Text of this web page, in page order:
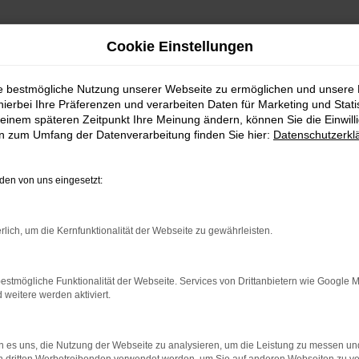
nach Horb
kaufen |
FÜR HORB
Bei diesem Fahrzeug gehen Vernunftsargumente
Octavia ist die Ausstattung. Unabhängig davon, ob Sie
ein rundum tadelloses Modell. Wir vom Autohaus
Sondermodelle. Wenn Sie Ihre Mobilität auf den
Cookie Einstellungen
bestmögliche Nutzung unserer Webseite zu ermöglichen und unsere
Ihre Präferenzen und verarbeiten Daten für Marketing und
späteren Zeitpunkt Ihre Meinung ändern, können Sie die
zum Umfang der Datenverarbeitung finden Sie hier:
von uns eingesetzt:
um die Kernfunktionalität der Webseite zu gewährleisten.
Funktionalität der Webseite. Services von Drittanbietern wie Google
weitere werden aktiviert.
es uns, die Nutzung der Webseite zu analysieren, um die Leistung zu messen